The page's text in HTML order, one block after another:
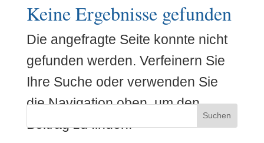
Keine Ergebnisse gefunden
Die angefragte Seite konnte nicht
gefunden werden. Verfeinern Sie
Ihre Suche oder verwenden Sie
die Navigation oben, um den
Beitrag zu finden.